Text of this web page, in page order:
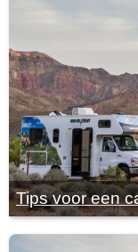
Tips voor een